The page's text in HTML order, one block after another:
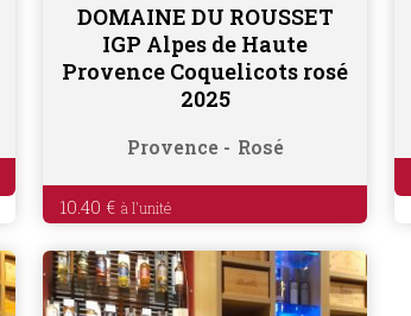
Ajouter au panier
DOMAINE DU ROUSSET
IGP Alpes de Haute
Provence Coquelicots rosé
2025
Provence Rosé
10.40 €